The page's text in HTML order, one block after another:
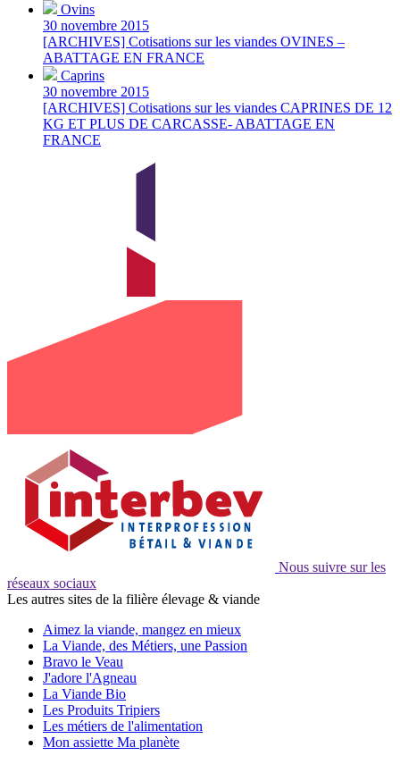
Ovins
30 novembre 2015
[ARCHIVES] Cotisations sur les viandes OVINES –
ABATTAGE EN FRANCE
Caprins
30 novembre 2015
[ARCHIVES] Cotisations sur les viandes CAPRINES DE 12
KG ET PLUS DE CARCASSE- ABATTAGE EN
FRANCE
Nous suivre sur les
réseaux sociaux
Les autres sites de la filière élevage & viande
Aimez la viande, mangez en mieux
La Viande, des Métiers, une Passion
Bravo le Veau
J'adore l'Agneau
La Viande Bio
Les Produits Tripiers
Les métiers de l'alimentation
Mon assiette Ma planète